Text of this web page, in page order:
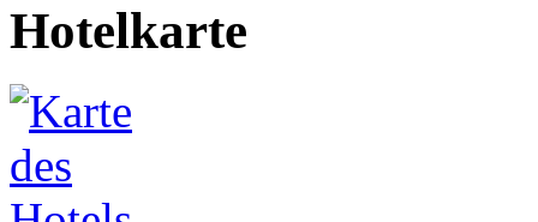
Hotelkarte